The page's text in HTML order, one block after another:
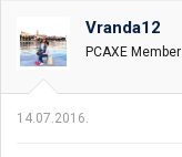
Vranda12
PCAXE Member
14.07.2016.